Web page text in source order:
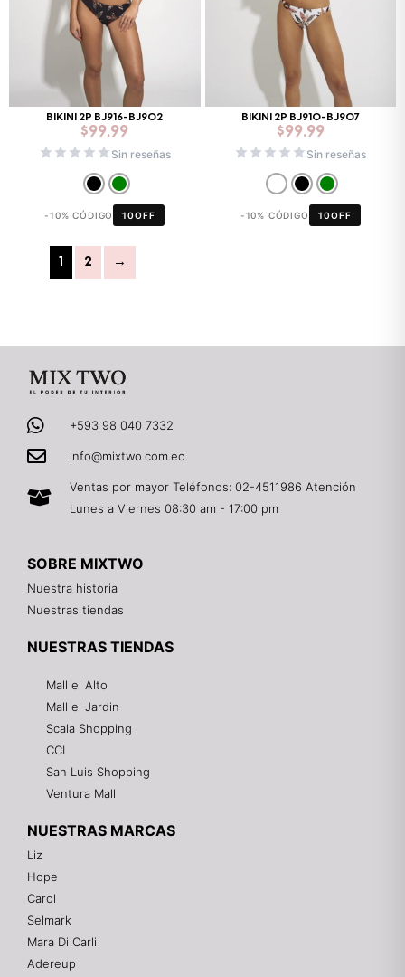
BIKINI 2P BJ916-BJ902
$99.99
Sin reseñas
-10% CÓDIGO 10OFF
BIKINI 2P BJ910-BJ907
$99.99
Sin reseñas
-10% CÓDIGO 10OFF
1 2 →
+593 98 040 7332
info@mixtwo.com.ec
Ventas por mayor Teléfonos: 02-4511986 Atención
Lunes a Viernes 08:30 am - 17:00 pm
SOBRE MIXTWO
Nuestra historia
Nuestras tiendas
NUESTRAS TIENDAS
Mall el Alto
Mall el Jardin
Scala Shopping
CCI
San Luis Shopping
Ventura Mall
NUESTRAS MARCAS
Liz
Hope
Carol
Selmark
Mara Di Carli
Adereup
¡Hola! 👋